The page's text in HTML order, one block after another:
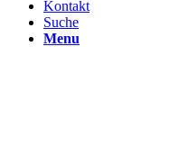
Kontakt
Suche
Menu